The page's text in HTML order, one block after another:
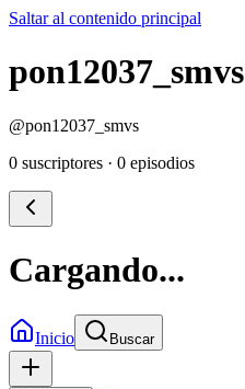
Saltar al contenido principal
pon12037_smvs
@pon12037_smvs
0 suscriptores · 0 episodios
Cargando...
Inicio Buscar